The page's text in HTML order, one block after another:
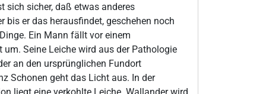
sich sicher, daß etwas anderes
bis er das herausfindet, geschehen noch
Ein Mann fällt vor einem
Seine Leiche wird aus der Pathologie
an den ursprünglichen Fundort
Schonen geht das Licht aus. In der